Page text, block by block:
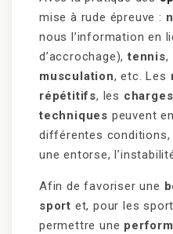
mise à rude épreuve :
nous l’information en
d’accrochage),tennis,
musculation, etc. Les
répétitifs, les
techniques peuvent
différentes conditions,
une entorse,
Afin de favoriser une
sport et, pour les
permettre une